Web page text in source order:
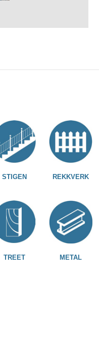
STIGEN REKKVERK
TREET METAL